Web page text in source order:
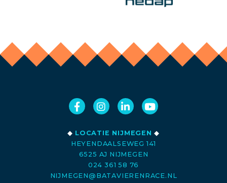
◆ LOCATIE NIJMEGEN ◆
HEYENDAALSEWEG 141
6525 AJ NIJMEGEN
024 361 58 76
NIJMEGEN@BATAVIERENRACE.NL